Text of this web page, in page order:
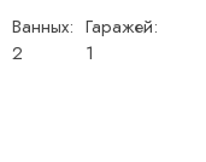
Ванных:
2
Гаражей:
1